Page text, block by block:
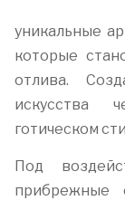
уникальные
которые
отлива.
искусства
готическом
Под
прибрежные